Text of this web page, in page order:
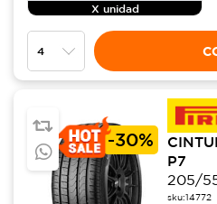
X unidad
-30%
P7
205/
sku:14772